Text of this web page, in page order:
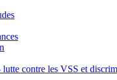
contre les VSS et